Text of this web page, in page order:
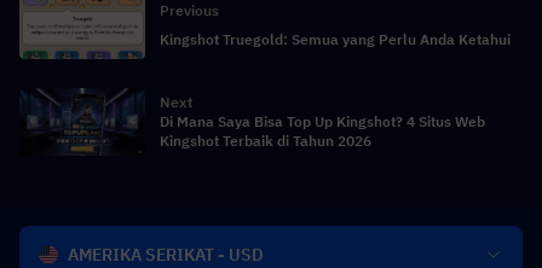
Previous
Kingshot Truegold: Semua yang Perlu Anda Ketahui
Next
Di Mana Saya Bisa Top Up Kingshot? 4 Situs Web
Kingshot Terbaik di Tahun 2026
AMERIKA SERIKAT - USD